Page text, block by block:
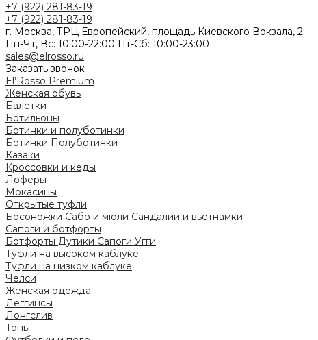
+7 (922) 281-83-19
+7 (922) 281-83-19
г. Москва, ТРЦ Европейский, площадь Киевского Вокзала, 2
Пн-Чт, Вс: 10:00-22:00 Пт-Сб: 10:00-23:00
sales@elrosso.ru
Заказать звонок
El’Rosso Premium
Женская обувь
Балетки
Ботильоны
Ботинки и полуботинки
Ботинки Полуботинки
Казаки
Кроссовки и кеды
Лоферы
Мокасины
Открытые туфли
Босоножки Сабо и мюли Сандалии и вьетнамки
Сапоги и ботфорты
Ботфорты Дутики Сапоги Угги
Туфли на высоком каблуке
Туфли на низком каблуке
Челси
Женская одежда
Леггинсы
Лонгслив
Топы